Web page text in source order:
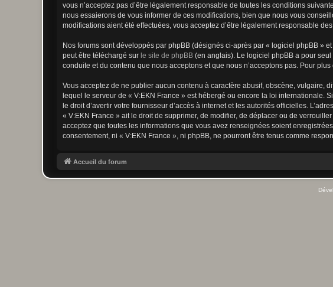
vous n’acceptez pas d’être légalement responsable de toutes les conditions
nous essaierons de vous informer de ces modifications, bien que nous vous
modifications aient été effectuées, vous acceptez d’être légalement responsable
Nos forums sont développés par phpBB (désignés ci-après par « logiciel phpBB »
peut être téléchargé sur le site de phpBB (en anglais). Le logiciel phpBB a pour
conduite et du contenu que nous acceptons et que nous n’acceptons pas. Pour
Vous acceptez de ne publier aucun contenu à caractère abusif, obscène, vulgaire,
lequel le serveur de « V:EKN France » est hébergé ou encore la loi internationale.
le droit d’avertir votre fournisseur d’accès à internet et les autorités officielles.
« V:EKN France » ait le droit de supprimer, de modifier, de déplacer ou de
acceptez que toutes les informations que vous avez renseignées soient
consentement, ni « V:EKN France », ni phpBB, ne pourront être tenus comme
Accueil du forum